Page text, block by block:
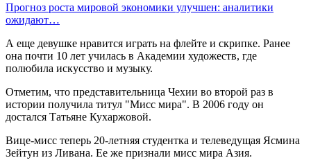
Прогноз роста мировой экономики улучшен: аналитики
ожидают…
А еще девушке нравится играть на флейте и скрипке. Ранее
она почти 10 лет училась в Академии художеств, где
полюбила искусство и музыку.
Отметим, что представительница Чехии во второй раз в
истории получила титул "Мисс мира". В 2006 году он
достался Татьяне Кухаржовой.
Вице-мисс теперь 20-летняя студентка и телеведущая Ясмина
Зейтун из Ливана. Ее же признали мисс мира Азия.